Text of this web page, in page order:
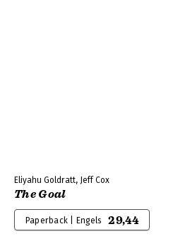
Eliyahu Goldratt, Jeff Cox
The Goal
Paperback | Engels 29,44